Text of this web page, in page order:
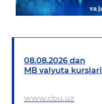
08.08.2026 dan
MB valyuta kurslari
www.cbu.uz